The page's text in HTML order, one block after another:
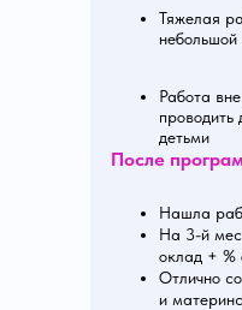
Тяжелая
Работа
проводить
детьми
После
Нашла
На 3-й
оклад + %
Отлично
и